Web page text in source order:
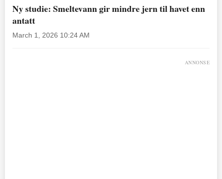
Ny studie: Smeltevann gir mindre jern til havet enn
antatt
March 1, 2026 10:24 AM
ANNONSE